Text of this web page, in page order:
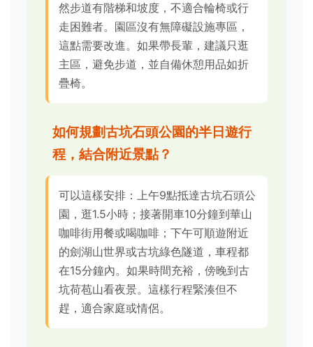
然步道有階梯和坡度，不適合輪椅或行
走困難者。園區沒有無障礙設施專區，
這點需要改進。如果帶長輩，建議只逛
主區，避免步道，並自備休憩用品如折
疊椅。
如何規劃古坑石頭公園的半日遊行
程，結合附近景點？
可以這樣安排：上午9點抵達古坑石頭公
園，逛1.5小時；接著開車10分鐘到華山
咖啡街用餐或喝咖啡；下午可順遊附近
的劍湖山世界或古坑綠色隧道，車程都
在15分鐘內。如果時間充裕，傍晚到古
坑荷苞山看夜景。這樣行程緊湊但不
趕，適合家庭或情侶。